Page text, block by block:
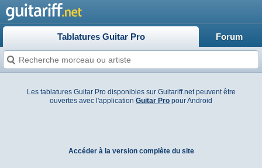
Tablatures Guitar Pro Forum
Les tablatures Guitar Pro disponibles sur Guitariff.net peuvent être
ouvertes avec l'application Guitar Pro pour Android
Accéder à la version complète du site